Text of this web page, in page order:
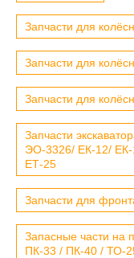
Запчасти для
Запчасти для
Запчасти для
Запчасти
ЭО-3326/ ЕК-12/
ЕТ-25
Запчасти для
Запасные части на
ПК-33 / ПК-40 / ТО-